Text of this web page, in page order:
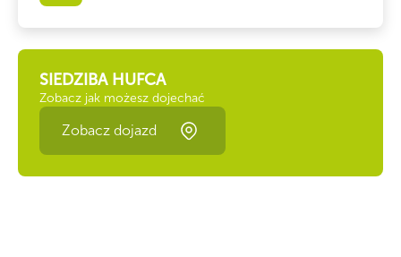
SIEDZIBA HUFCA
Zobacz jak możesz dojechać
Zobacz dojazd